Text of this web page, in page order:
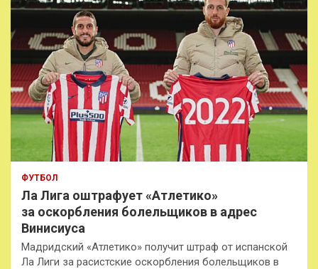
ФУТБОЛ
Ла Лига оштрафует «Атлетико»
за оскорбления болельщиков в адрес
Винисиуса
Мадридский «Атлетико» получит штраф от испанской
Ла Лиги за расистские оскорбления болельщиков в